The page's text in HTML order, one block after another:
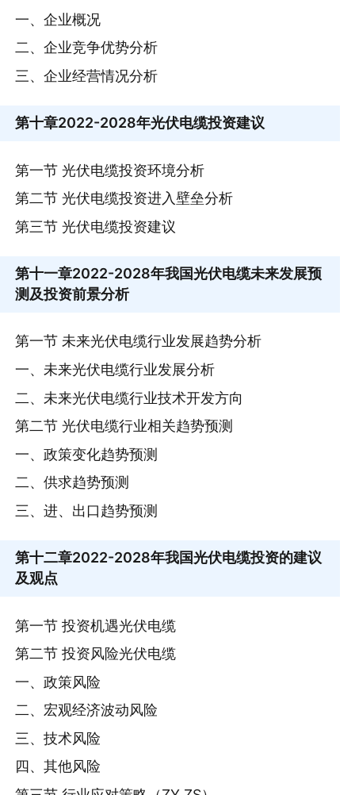
一、企业概况
二、企业竞争优势分析
三、企业经营情况分析
第十章2022-2028年光伏电缆投资建议
第一节 光伏电缆投资环境分析
第二节 光伏电缆投资进入壁垒分析
第三节 光伏电缆投资建议
第十一章2022-2028年我国光伏电缆未来发展预
测及投资前景分析
第一节 未来光伏电缆行业发展趋势分析
一、未来光伏电缆行业发展分析
二、未来光伏电缆行业技术开发方向
第二节 光伏电缆行业相关趋势预测
一、政策变化趋势预测
二、供求趋势预测
三、进、出口趋势预测
第十二章2022-2028年我国光伏电缆投资的建议
及观点
第一节 投资机遇光伏电缆
第二节 投资风险光伏电缆
一、政策风险
二、宏观经济波动风险
三、技术风险
四、其他风险